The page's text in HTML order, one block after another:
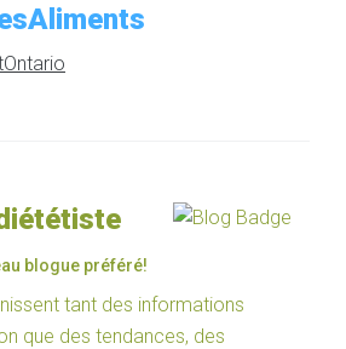
blogue préféré!
tant des informations
que des tendances, des